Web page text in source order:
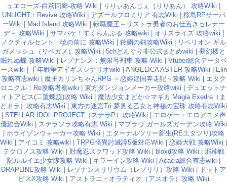
ュエコーズ-白荊回廊-攻略 Wiki | りりぃあんじぇ（りりあん） 攻略Wiki |
UNLIGHT：Revive 攻略Wiki | アズールプロミリア 有志Wiki | 桜島RPサーバ
ーWiki | Mad Island 攻略Wiki | 転職魔王～リストラ勇者のお仕置きセレナー
デ～ 攻略Wiki | サマバケ！すくらんぶる 攻略wiki | オリスライズ 攻略wiki |
ノクティルセント：暁の前に 攻略Wiki | 鈴蘭の剣攻略Wiki | リベリオン ギル
ガメッシュ（リベガメ）攻略Wiki | 5chどんぐり非公式まとめwiki | 夢幻楼と
眠れぬ蝶 攻略Wiki | レゾナンス：無限号列車 攻略 Wiki | Vtuber総合データベ
ースwiki | 千年戦争アイギスシナリオwiki | ANGELICA ASTER 攻略Wiki | Elin
攻略有志wiki | 魔王カリンちゃんRPG ～恋姫建国奔走記～攻略 Wiki | エタク
ロニクル：Re攻略考察wiki | 東方ダンジョンメーカー攻略wiki | デュエットナ
イトアビス(二重螺旋)攻略 Wiki | 魔法少女まどか☆マギカ Magia Exedra（ま
どドラ）攻略有志Wiki | 東方の迷宮Tri 夢見る乙女と神秘の宝珠 攻略有志Wiki
| STELLAR IDOL PROJECT（ステラP）攻略Wiki | エロゲー・エロアニメ声
優総合Wiki | ステラソラ攻略有志 Wiki | マブラヴ ガールズガーデン攻略 Wiki
| ホライゾンウォーカー攻略 Wiki | エターナルツリー新生(REエタツリ)攻略
Wiki | アイコミ 攻略wiki | TRPG怪異討滅譚5版対応Wiki | 恋姫大戦 攻略Wiki |
テクロノス攻略 Wiki | 対魔忍スクワッド攻略 Wiki | bloxd攻略 Wiki | 邪神戦
記ルルイエ少女隊攻略 Wiki | キラーイン攻略 Wiki | Acacia総合有志wiki |
DRAPLINE攻略 Wiki | レゾナンスリリウム（レゾリリ）攻略 Wiki | ドットア
ビスX攻略 Wiki | アストラエ・オラティオ（アスオラ）攻略 Wiki